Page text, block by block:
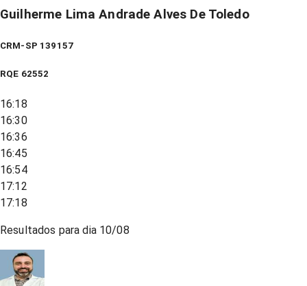
Guilherme Lima Andrade Alves De Toledo
CRM-SP 139157
RQE 62552
16:18
16:30
16:36
16:45
16:54
17:12
17:18
Resultados para dia 10/08